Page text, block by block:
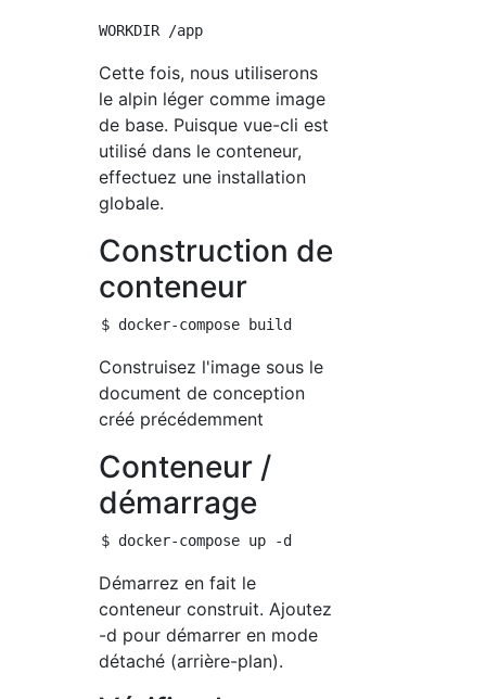
Cette fois, nous utiliserons
le alpin léger comme image
de base. Puisque vue-cli est
utilisé dans le conteneur,
effectuez une installation
globale.
Construction de
conteneur
Construisez l'image sous le
document de conception
créé précédemment
Conteneur /
démarrage
Démarrez en fait le
conteneur construit. Ajoutez
-d pour démarrer en mode
détaché (arrière-plan).